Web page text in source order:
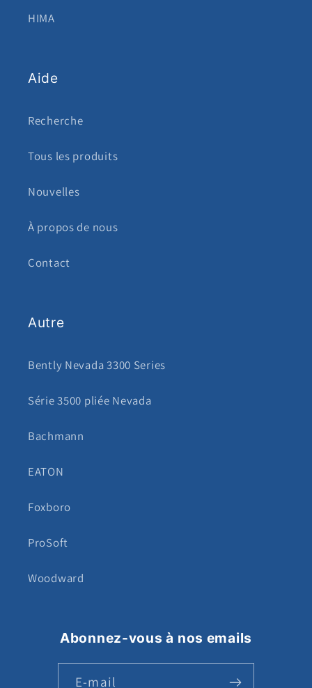
HIMA
Aide
Recherche
Tous les produits
Nouvelles
À propos de nous
Contact
Autre
Bently Nevada 3300 Series
Série 3500 pliée Nevada
Bachmann
EATON
Foxboro
ProSoft
Woodward
Abonnez-vous à nos emails
E-mail